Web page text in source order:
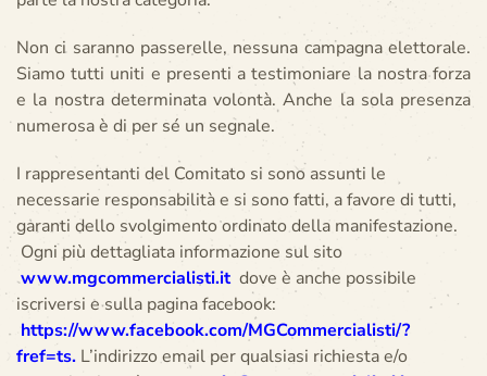
Non ci saranno passerelle, nessuna campagna elettorale.
Siamo tutti uniti e presenti a testimoniare la nostra forza
e la nostra determinata volontà. Anche la sola presenza
numerosa è di per sé un segnale.
I rappresentanti del Comitato si sono assunti le
necessarie responsabilità e si sono fatti, a favore di tutti,
garanti dello svolgimento ordinato della manifestazione.
Ogni più dettagliata informazione sul sito
www.mgcommercialisti.itdove è anche possibile
iscriversi e sulla pagina facebook:
https://www.facebook.com/MGCommercialisti/?
fref=ts. L’indirizzo email per qualsiasi richiesta e/o